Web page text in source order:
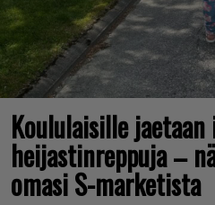
Koululaisille
heijastinreppuja –
omasi S-marketista